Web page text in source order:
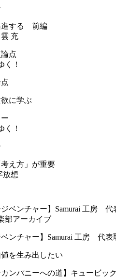
進する 前編
充
く！
に学ぶ
く！
え方」が重要
放想
部アーカイブ
ベンチャー】Samurai 工房 代表
を生み出したい